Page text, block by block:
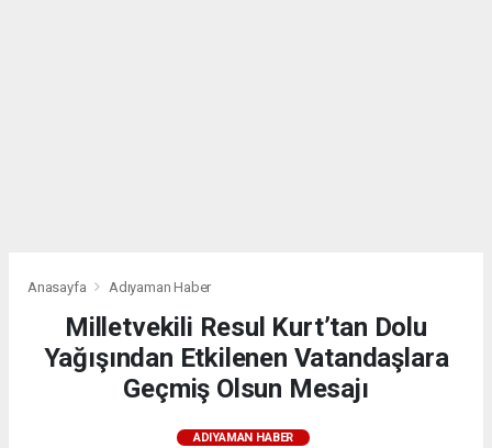
Anasayfa Adıyaman Haber
Milletvekili Resul Kurt’tan Dolu
Yağışından Etkilenen Vatandaşlara
Geçmiş Olsun Mesajı
ADIYAMAN HABER